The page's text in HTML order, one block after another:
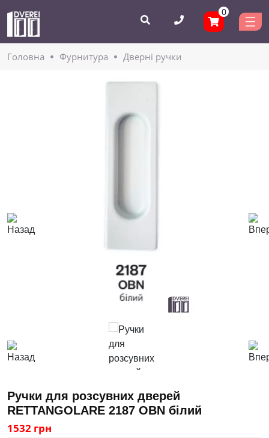
0
Головнa Фурнитура Дверні ручки
Ручки для розсувних дверей
RETTANGOLARE 2187 OBN білий
1532 грн